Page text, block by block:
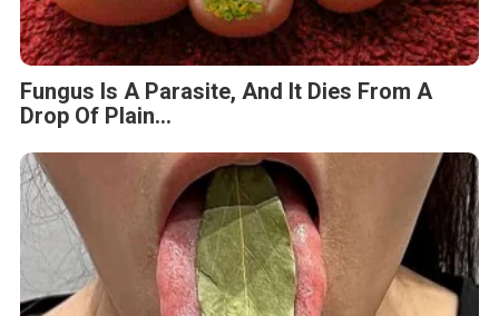
Fungus Is A Parasite, And It Dies From A
Drop Of Plain...